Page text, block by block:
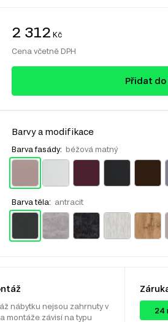
2 312 Kč
Cena včetně DPH
Přidat do
Barvy a modifikace
Barva fasády: béžová matný
Barva těla: antracit
nábytku nejsou zahrnuty v
montáže závisí na typu
24